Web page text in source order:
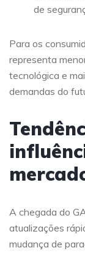
de
Para os
representa
tecnológica e
demandas do
A chegada do
atualizações
mudança de